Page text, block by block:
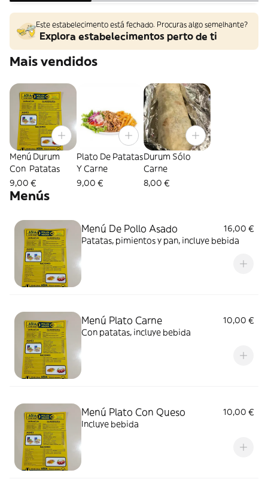
Este estabelecimento está fechado. Procuras algo semelhante?
Explora estabelecimentos perto de ti
Mais vendidos
Menú Durum
Con Patatas
9,00 €
Plato De Patatas
Y Carne
9,00 €
Durum Sólo
Carne
8,00 €
Menús
Menú De Pollo Asado
16,00 €
Patatas, pimientos y pan, incluye bebida
Menú Plato Carne
10,00 €
Con patatas, incluye bebida
Menú Plato Con Queso
10,00 €
Incluye bebida